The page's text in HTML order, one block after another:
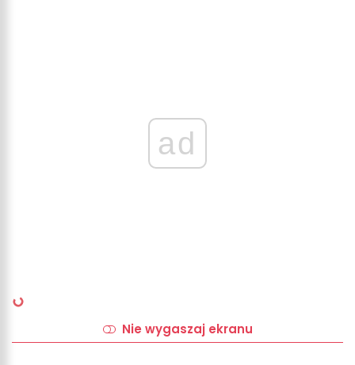
ad
Nie wygaszaj ekranu